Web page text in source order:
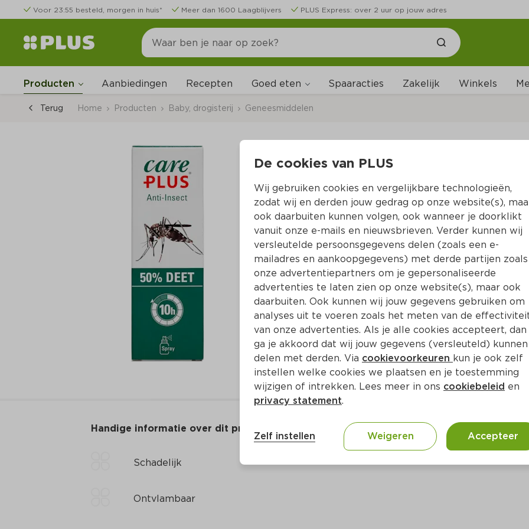
Voor 23:55 besteld, morgen in huis* Meer dan 1600 Laagblijvers PLUS Express: over 2 uur op jouw adres
Producten Aanbiedingen Recepten Goed eten Spaaracties Zakelijk Winkels
Terug Home Producten Baby, drogisterij Geneesmiddelen
Care Plus Deet spray
Per Fles 60 ml  (per liter €233.17)
13.99
Toevoegen
Handige informatie over dit product
Schadelijk
Ontvlambaar
De cookies van PLUS
Wij gebruiken cookies en vergelijkbare technologieën,
zodat wij en derden jouw gedrag op onze website(s),
ook daarbuiten kunnen volgen, ook wanneer je doorklikt
vanuit onze e-mails en nieuwsbrieven. Verder kunnen wij
versleutelde persoonsgegevens delen (zoals een e-
mailadres en aankoopgegevens) met derde partijen zoals
onze advertentiepartners om je gepersonaliseerde
advertenties te laten zien op onze website(s), maar ook
daarbuiten. Ook kunnen wij jouw gegevens gebruiken om
analyses uit te voeren zoals het meten van de
van onze advertenties. Als je alle cookies accepteert, dan
ga je akkoord dat wij jouw gegevens (versleuteld) kunnen
delen met derden. Via cookievoorkeuren kun je ook zelf
instellen welke cookies we plaatsen en je toestemming
wijzigen of intrekken. Lees meer in ons cookiebeleid en
privacy statement.
Zelf instellen Weigeren Accepteer